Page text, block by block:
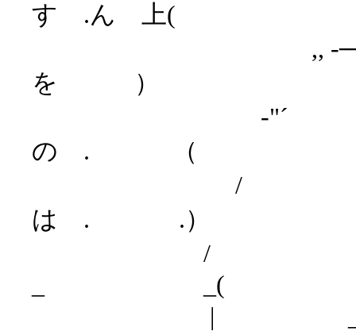
す .ん 上(
,, -──- ､
を ）
-"´
の . （
/ ヽ
は . .）
/ ヽ
_ _(
| _ノ